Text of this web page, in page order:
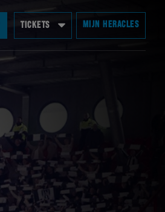
TICKETS MIJN HERACLES